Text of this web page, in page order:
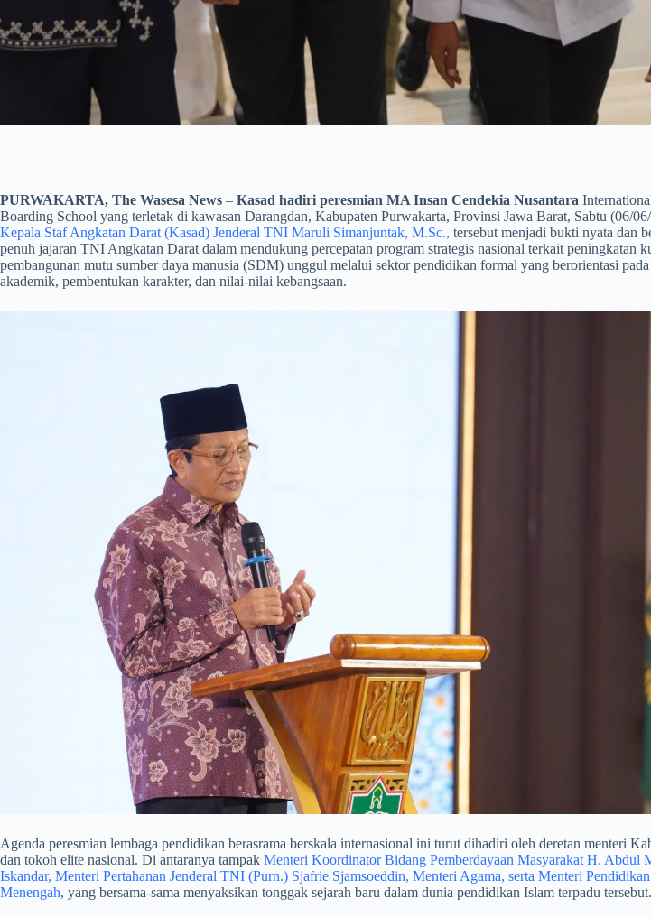
PURWAKARTA, The Wasesa News – Kasad hadiri peresmian MA Insan Cendekia Nusantara
Boarding School yang terletak di kawasan Darangdan, Kabupaten Purwakarta, Provinsi Jawa Barat, Sabtu (06/
Kepala Staf Angkatan Darat (Kasad) Jenderal TNI Maruli Simanjuntak, M.Sc., tersebut menjadi bukti nyata dan
penuh jajaran TNI Angkatan Darat dalam mendukung percepatan program strategis nasional terkait peningkatan
pembangunan mutu sumber daya manusia (SDM) unggul melalui sektor pendidikan formal yang berorientasi
akademik, pembentukan karakter, dan nilai-nilai kebangsaan.
​Agenda peresmian lembaga pendidikan berasrama berskala internasional ini turut dihadiri oleh deretan menteri
dan tokoh elite nasional. Di antaranya tampak Menteri Koordinator Bidang Pemberdayaan Masyarakat H. Abdul
Iskandar, Menteri Pertahanan Jenderal TNI (Purn.) Sjafrie Sjamsoeddin, Menteri Agama, serta Menteri
Menengah, yang bersama-sama menyaksikan tonggak sejarah baru dalam dunia pendidikan Islam terpadu tersebut.